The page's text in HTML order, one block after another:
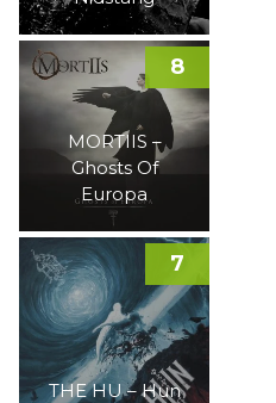
MORTIIS –
Ghosts Of
Europa
8
THE HU – Hun
7